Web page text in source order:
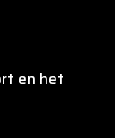
en het